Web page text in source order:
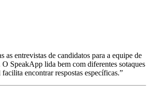
as entrevistas de candidatos para a equipe de
O SpeakApp lida bem com diferentes sotaques
encontrar respostas específicas.”